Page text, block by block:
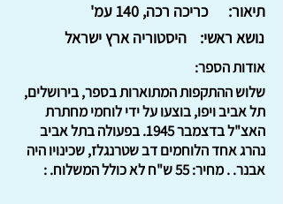
כריכה רכה, 140 עמ'
תיאור:
היסטוריה ארץ ישראל
נושא ראשי:
אודות הספר:
שלוש ההתקפות המתוארות בספר, בירושלים,
תל אביב ויפו, בוצעו על ידי לוחמי מחתרת
האצ"ל בדצמבר 1945. בפעולה בתל אביב
נהרג אחד הלוחמים דב שטרנגלז, שכינויו היה
אבנר. . מחיר: 55 ש"ח לא כולל המשלוח. :